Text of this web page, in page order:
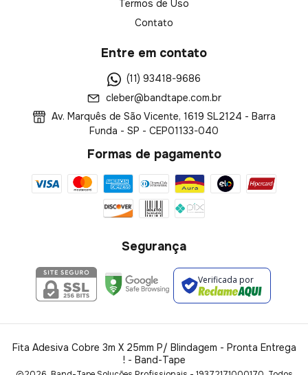
Termos de Uso
Contato
Entre em contato
(11) 93418-9686
cleber@bandtape.com.br
Av. Marquês de São Vicente, 1619 SL2124 - Barra
Funda - SP - CEP01133-040
Formas de pagamento
Segurança
Verificada por
Fita Adesiva Cobre 3m X 25mm P/ Blindagem - Pronta Entrega
!- Band-Tape